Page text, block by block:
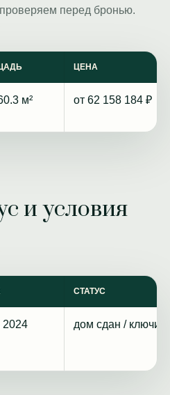
проверяем перед бронью.
ЦЕНА
м² от 62 158 184 ₽
и условия
СТАТУС
2024 дом сдан / ключи